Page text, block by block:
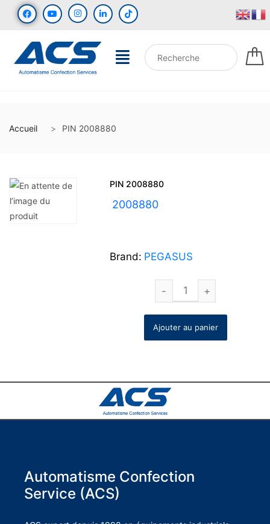
Accueil PIN 2008880
PIN 2008880
2008880
Brand: PEGASUS
Ajouter au panier
Automatisme Confection
Service (ACS)